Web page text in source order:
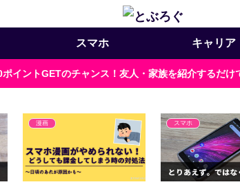
スマホ キャリア
ポイントGETのチャンス！友人・家族を紹介するだ
漫画 スマホ